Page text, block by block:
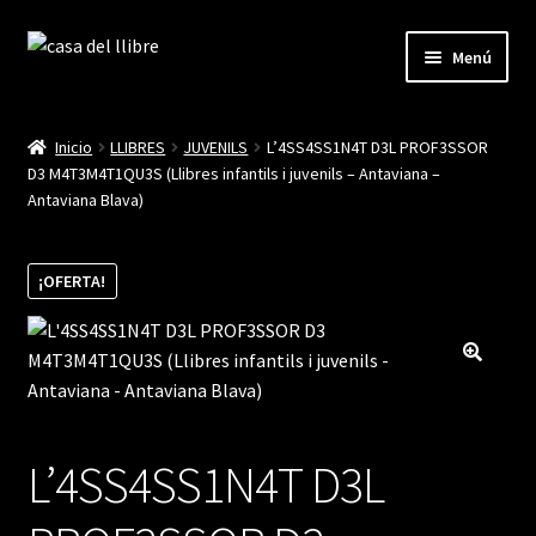
Ir
navegación
Ir
Menú
Blog
Finalitzar compra
La meva compte
Inicio LLIBRES JUVENILS
L’4SS4SS1N4T D3L PROF3SSOR
D3 M4T3M4T1QU3S (Llibres infantils i juvenils – Antaviana –
Antaviana Blava)
¡OFERTA!
L’4SS4SS1N4T D3L